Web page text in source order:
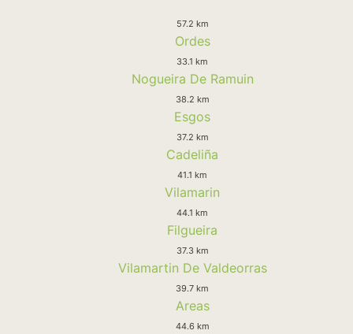
57.2 km
Ordes
33.1 km
Nogueira De Ramuin
38.2 km
Esgos
37.2 km
Cadeliña
41.1 km
Vilamarin
44.1 km
Filgueira
37.3 km
Vilamartin De Valdeorras
39.7 km
Areas
44.6 km